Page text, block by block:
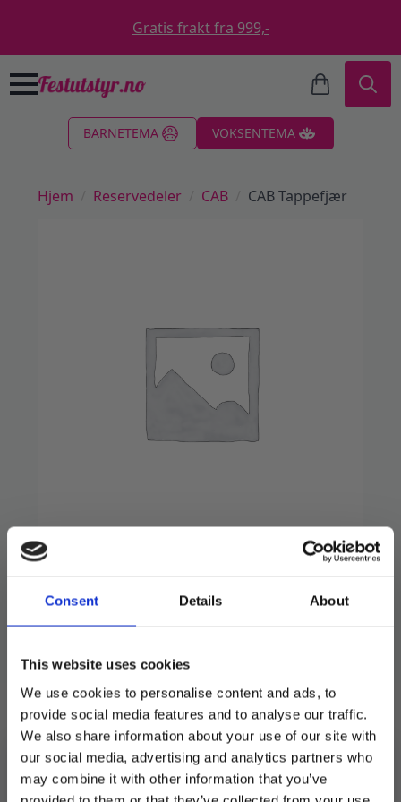
Consent Details About
This website uses cookies
We use cookies to personalise content and ads, to
provide social media features and to analyse our traffic.
We also share information about your use of our site with
our social media, advertising and analytics partners who
may combine it with other information that you’ve
Gratis frakt fra 999,-
BARNETEMA VOKSENTEMA
Hjem Reservedeler CAB CAB Tappefjær
CAB Tappefjær
165kr
På lager
LEGG I HANDLEKURV
Produktnummer:
901578
Kategorier: CAB,Reservedeler